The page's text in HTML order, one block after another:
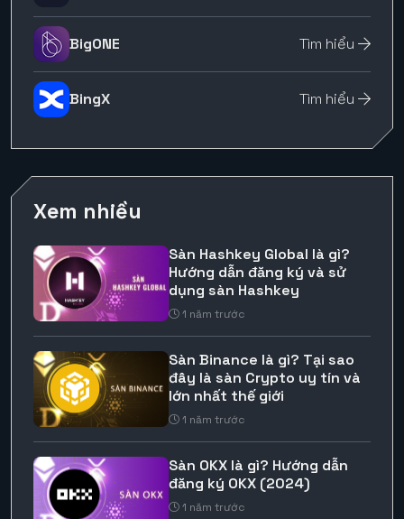
BigONE Tìm hiểu
BingX Tìm hiểu
Xem nhiều
Sàn Hashkey Global là gì?
Hướng dẫn đăng ký và sử
dụng sàn Hashkey
1 năm trước
Sàn Binance là gì? Tại sao
đây là sàn Crypto uy tín và
lớn nhất thế giới
1 năm trước
Sàn OKX là gì? Hướng dẫn
đăng ký OKX (2024)
1 năm trước